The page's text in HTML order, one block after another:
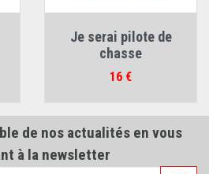
Je serai pilote de
chasse
Prix
16 €
de nos actualités en vous
à la newsletter